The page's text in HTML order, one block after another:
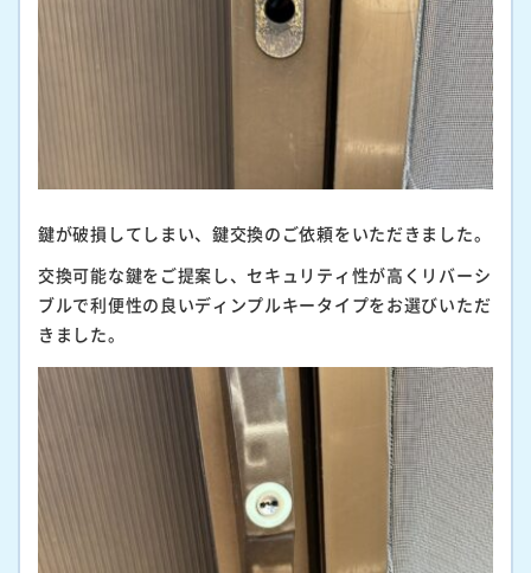
鍵が破損してしまい、鍵交換のご依頼をいただきました。
交換可能な鍵をご提案し、セキュリティ性が高くリバーシ
ブルで利便性の良いディンプルキータイプをお選びいただ
きました。